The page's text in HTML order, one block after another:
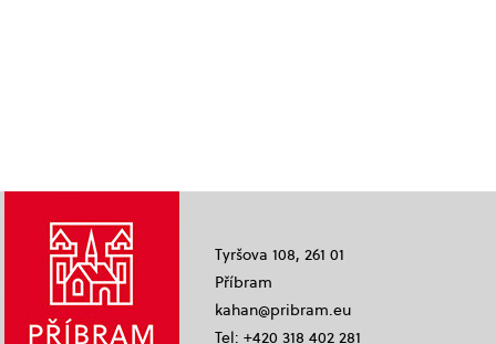
Tyršova 108, 261 01
Příbram
kahan@pribram.eu
Tel: +420 318 402 281